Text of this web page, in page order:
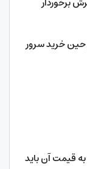
خرید سرور
قیمت آن باید